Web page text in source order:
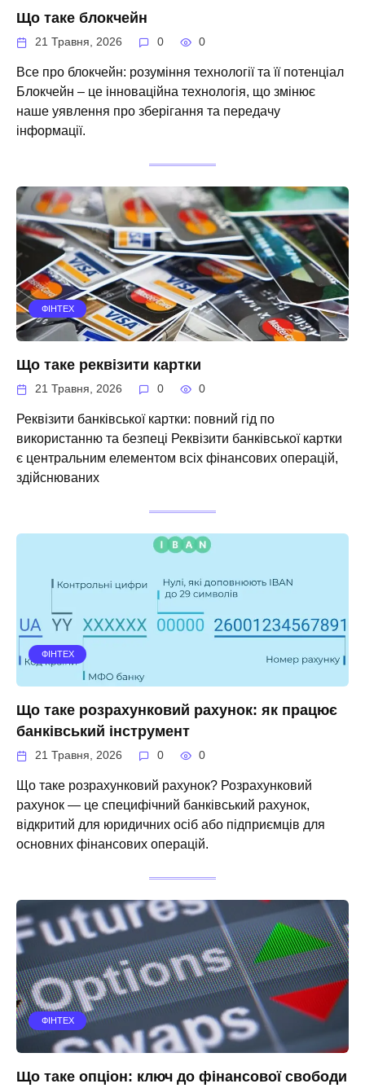
Що таке блокчейн
21 Травня, 2026 0 0
Все про блокчейн: розуміння технології та її потенціал
Блокчейн – це інноваційна технологія, що змінює
наше уявлення про зберігання та передачу
інформації.
ФІНТЕХ
Що таке реквізити картки
21 Травня, 2026 0 0
Реквізити банківської картки: повний гід по
використанню та безпеці Реквізити банківської картки
є центральним елементом всіх фінансових операцій,
здійснюваних
ФІНТЕХ
Що таке розрахунковий рахунок: як працює
банківський інструмент
21 Травня, 2026 0 0
Що таке розрахунковий рахунок? Розрахунковий
рахунок — це специфічний банківський рахунок,
відкритий для юридичних осіб або підприємців для
основних фінансових операцій.
ФІНТЕХ
Що таке опціон: ключ до фінансової свободи